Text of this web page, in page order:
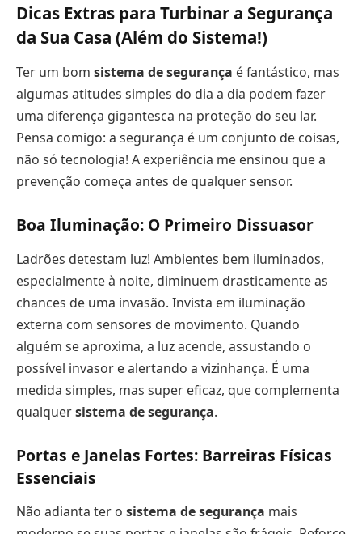
Dicas Extras para Turbinar a Segurança
da Sua Casa (Além do Sistema!)
Ter um bom sistema de segurança é fantástico, mas
algumas atitudes simples do dia a dia podem fazer
uma diferença gigantesca na proteção do seu lar.
Pensa comigo: a segurança é um conjunto de coisas,
não só tecnologia! A experiência me ensinou que a
prevenção começa antes de qualquer sensor.
Boa Iluminação: O Primeiro Dissuasor
Ladrões detestam luz! Ambientes bem iluminados,
especialmente à noite, diminuem drasticamente as
chances de uma invasão. Invista em iluminação
externa com sensores de movimento. Quando
alguém se aproxima, a luz acende, assustando o
possível invasor e alertando a vizinhança. É uma
medida simples, mas super eficaz, que complementa
qualquersistema de segurança.
Portas e Janelas Fortes: Barreiras Físicas
Essenciais
Não adianta ter o sistema de segurança mais